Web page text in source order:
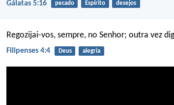
Gálatas 5:16 pecado Espírito desejos
Regozijai-vos, sempre, no Senhor; outra vez
Filipenses 4:4 Deus alegria